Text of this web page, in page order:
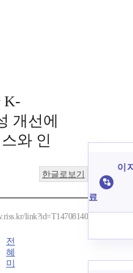
K-
개선에
와 인
한글로보기
link?id=T14708140
전
혜
미
이
료